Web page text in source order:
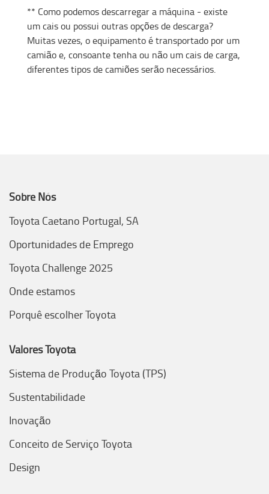
** Como podemos descarregar a máquina - existe
um cais ou possui outras opções de descarga?
Muitas vezes, o equipamento é transportado por um
camião e, consoante tenha ou não um cais de carga,
diferentes tipos de camiões serão necessários.
Sobre Nós
Toyota Caetano Portugal, SA
Oportunidades de Emprego
Toyota Challenge 2025
Onde estamos
Porquê escolher Toyota
Valores Toyota
Sistema de Produção Toyota (TPS)
Sustentabilidade
Inovação
Conceito de Serviço Toyota
Design